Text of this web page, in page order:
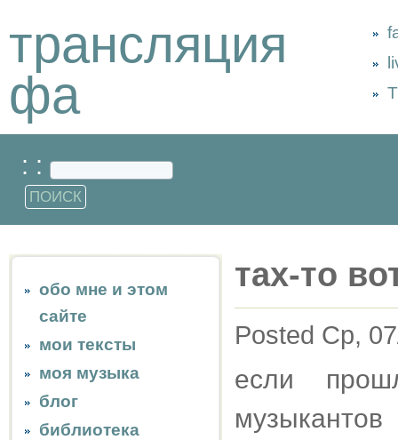
трансляция
фа
: :
обо мне и этом
сайте
мои тексты
моя музыка
блог
библиотека
тах-то
Posted Ср,
если